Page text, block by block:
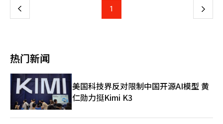
Netmarble的郑承焕事业本部长出席，介绍了更新的方向和主要
标的表现。 实时光照技术也得到了应用。光线自然地反射在墙壁
和地面上，阴影和黑暗空间的表现得到了立体化的改善，从而提升
了整体空间感。Netmarble表示，更新不仅仅是简单的图形改
善，更是将原作的情感在现代移动环境中重新实现的重点。 柳在
成Netmarble FNC导演表示：“在准备NEXT更新时，我们专注于
两个目标：第一是通过引擎升级实现视觉创新，第二是将原作的乐
趣更好地融入到移动游戏中，进一步进化。” 根据用户意见，新
增了新的体型。新体型‘长身林族’在保留原有林族可爱娇小魅力
上 1 下
热门新闻
美国科技界反对限制中国开源AI模型 黄
仁勋力挺Kimi K3